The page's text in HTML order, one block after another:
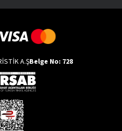
A.ŞBelge No: 728